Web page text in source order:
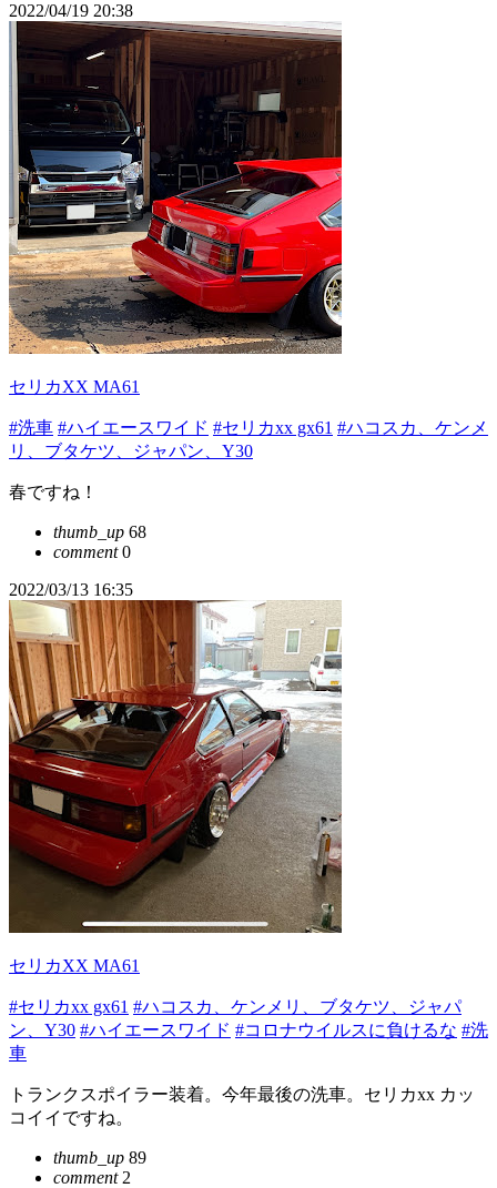
2022/04/19 20:38
セリカXX MA61
#洗車 #ハイエースワイド #セリカxx gx61 #ハコスカ、ケンメ
リ、ブタケツ、ジャパン、Y30
春ですね！
thumb_up 68
comment0
2022/03/13 16:35
セリカXX MA61
#セリカxx gx61 #ハコスカ、ケンメリ、ブタケツ、ジャパ
ン、Y30 #ハイエースワイド #コロナウイルスに負けるな #洗
車
トランクスポイラー装着。今年最後の洗車。セリカxx カッ
コイイですね。
thumb_up 89
comment2